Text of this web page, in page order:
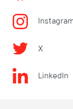
X
LinkedIn